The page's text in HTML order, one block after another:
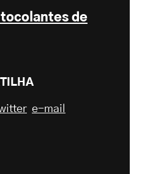
de
e-mail